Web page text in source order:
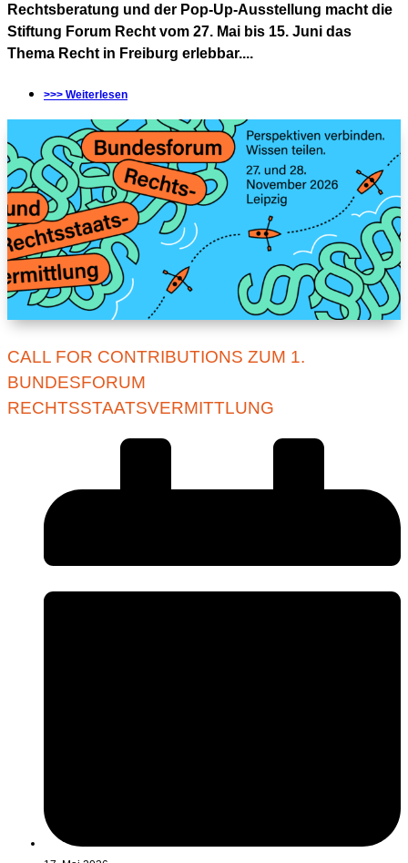
Rechtsberatung und der Pop-Up-Ausstellung macht die
Stiftung Forum Recht vom 27. Mai bis 15. Juni das
Thema Recht in Freiburg erlebbar....
>>> Weiterlesen
CALL FOR CONTRIBUTIONS ZUM 1.
BUNDESFORUM
RECHTSSTAATSVERMITTLUNG